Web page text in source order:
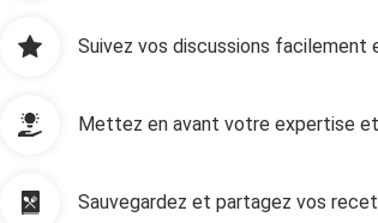
Suivez vos discussions facilement
Mettez en avant votre expertise
Sauvegardez et partagez vos